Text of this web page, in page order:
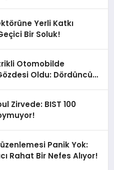
Yerli Katkı
Bir Soluk!
Otomobilde
Oldu: Dördüncü
Zirvede: BIST 100
Panik Yok:
Rahat Bir Nefes Alıyor!